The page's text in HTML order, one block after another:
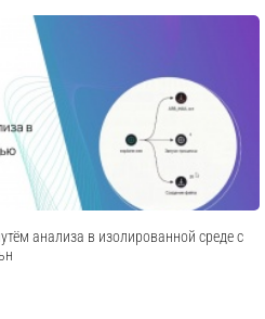
анализа в изолированной среде с